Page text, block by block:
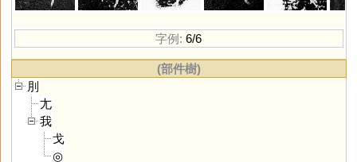
字例: 6/6
(部件樹)
刖
尢
我
戈
◎